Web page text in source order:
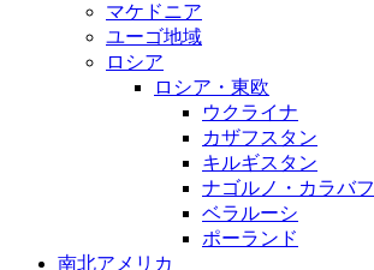
マケドニア
ユーゴ地域
ロシア
ロシア・東欧
ウクライナ
カザフスタン
キルギスタン
ナゴルノ・カラバフ
ベラルーシ
ポーランド
南北アメリカ